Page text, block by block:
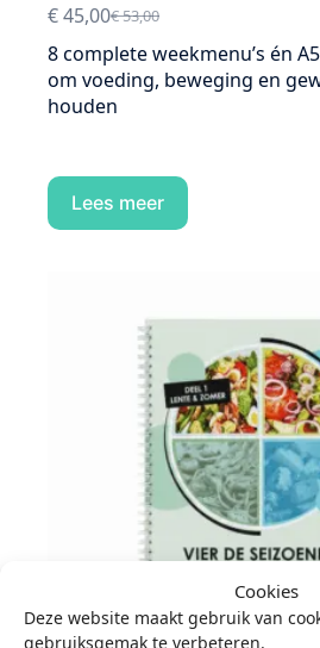
Cookies
Deze website maakt gebruik van
gebruiksgemak te verbeteren.
€53,00
Oorspronkelijke
prijs
was:
€ 53,00.
€45,00Huidige
prijs
is:
€ 45,00.
8 complete weekmenu’s én
om voeding, beweging en
houden
Lees meer